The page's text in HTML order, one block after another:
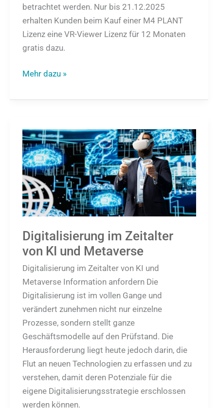
betrachtet werden. Nur bis 21.12.2025
erhalten Kunden beim Kauf einer M4 PLANT
Lizenz eine VR-Viewer Lizenz für 12 Monaten
gratis dazu.
Mehr dazu »
Digitalisierung im Zeitalter
von KI und Metaverse
Digitalisierung im Zeitalter von KI und
Metaverse Information anfordern Die
Digitalisierung ist im vollen Gange und
verändert zunehmen nicht nur einzelne
Prozesse, sondern stellt ganze
Geschäftsmodelle auf den Prüfstand. Die
Herausforderung liegt heute jedoch darin, die
Flut an neuen Technologien zu erfassen und zu
verstehen, damit deren Potenziale für die
eigene Digitalisierungsstrategie erschlossen
werden können.
Digitalisierung
im
Zeitalter
von
KI
und
Metaverse